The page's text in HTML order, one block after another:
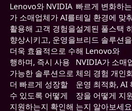
Lenovo와 NVIDIA
가 소매업체가 AI를
활용해 고객 경험을
향상시키고, 운영을
더욱 효율적으로 수
행하며, 즉시 사용
가능한 솔루션으로
더 빠르게 성장할
수 있도록 어떻게
지원하는지 확인해
빠르게 변화하
테일 환경에 맞
설계된 풀스택
브리드 솔루션
해 Lenovo와
NVIDIA가 소매
체의 경험 개인
운영 최적화, AI
장을 어떻게 지
는지 알아보세